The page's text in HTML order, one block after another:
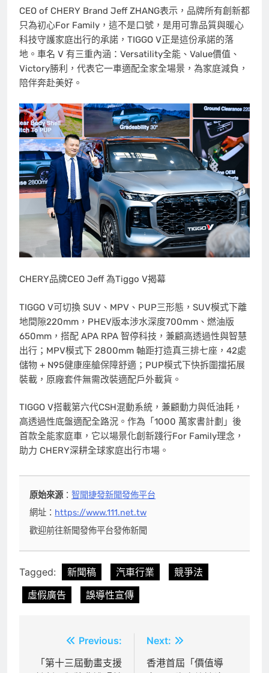
CEO of CHERY Brand Jeff ZHANG表示，品牌所有創新都
只為初心For Family，這不是口號，是用可靠品質與暖心
科技守護家庭出行的承諾，TIGGO V正是這份承諾的落
地。車名 V 有三重內涵：Versatility全能、Value價值、
Victory勝利，代表它一車適配全家全場景，為家庭減負，
陪伴奔赴美好。
CHERY品牌CEO Jeff 為Tiggo V揭幕
TIGGO V可切換 SUV、MPV、PUP三形態，SUV模式下離
地間隙220mm，PHEV版本涉水深度700mm、燃油版
650mm，搭配 APA RPA 智停科技，兼顧高透過性與智慧
出行；MPV模式下 2800mm 軸距打造真三排七座，42處
儲物 + N95健康座艙保障舒適；PUP模式下快拆圍擋拓展
裝載，原廠套件無需改裝適配戶外載貨。
TIGGO V搭載第六代CSH混動系統，兼顧動力與低油耗，
高透過性底盤適配全路況。作為「1000 萬家書計劃」後
首款全能家庭車，它以場景化創新踐行For Family理念，
助力 CHERY深耕全球家庭出行市場。
原始來源：智聞捷發新聞發佈平台
網址： https://www.111.net.tw
歡迎前往新聞發佈平台發佈新聞
Tagged: 新聞稿 汽車行業
競爭法
虛假廣告
誤導性宣傳
章
Previous:
「第十三屆動畫支援
Next:
香港首屆「價值導